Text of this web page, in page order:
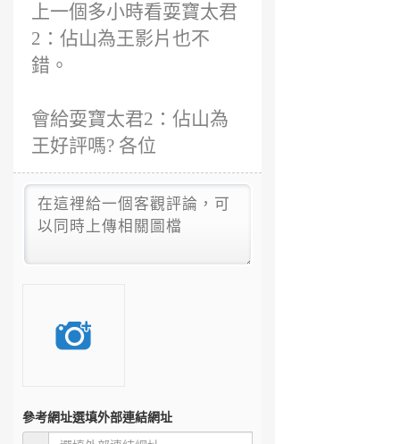
上一個多小時看耍寶太君
2：佔山為王影片也不
錯。
會給耍寶太君2：佔山為
王好評嗎? 各位
參考網址選填外部連結網址